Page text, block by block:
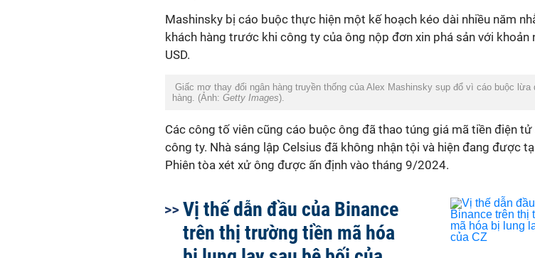
Mashinsky bị cáo buộc thực hiện một kế hoạch kéo dài nhiều năm
khách hàng trước khi công ty của ông nộp đơn xin phá sản với khoản
USD.
Giấc mơ thay đổi ngân hàng truyền thống của Alex Mashinsky sụp đổ vì cáo buộc lừa
hàng. (Ảnh: Getty Images).
Các công tố viên cũng cáo buộc ông đã thao túng giá mã tiền điện tử
công ty. Nhà sáng lập Celsius đã không nhận tội và hiện đang được
Phiên tòa xét xử ông được ấn định vào tháng 9/2024.
Vị thế dẫn đầu của Binance
trên thị trường tiền mã hóa